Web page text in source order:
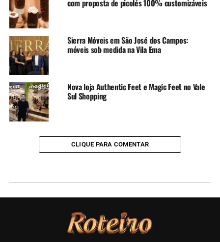
com proposta de picolés 100% customizáveis
Sierra Móveis em São José dos Campos:
móveis sob medida na Vila Ema
Nova loja Authentic Feet e Magic Feet no Vale
Sul Shopping
CLIQUE PARA COMENTAR